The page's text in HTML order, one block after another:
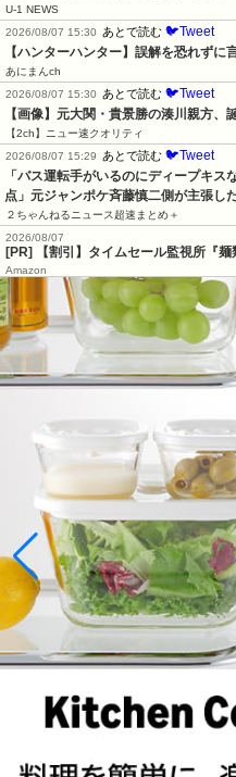
U-1 NEWS
2026/08/07 15:30
あとで読む 🐦Tweet
【ハンターハンター】誤解を恐れずに
あにまんch
2026/08/07 15:30
あとで読む 🐦Tweet
【画像】元大関・貴景勝の湊川親方
【2ch】ニュー速クオリティ
2026/08/07 15:29
あとで読む 🐦Tweet
「バス運転手がいるのにディープキ
点」元ジャンポケ斉藤慎二側が主張し
２ちゃんねるニュース超速まとめ＋
2026/08/07
[PR] 【割引】タイムセール監視所『麺
Amazon